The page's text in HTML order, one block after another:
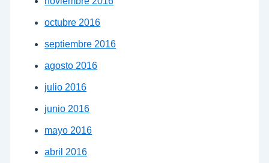
octubre 2016
septiembre 2016
agosto 2016
julio 2016
junio 2016
mayo 2016
abril 2016